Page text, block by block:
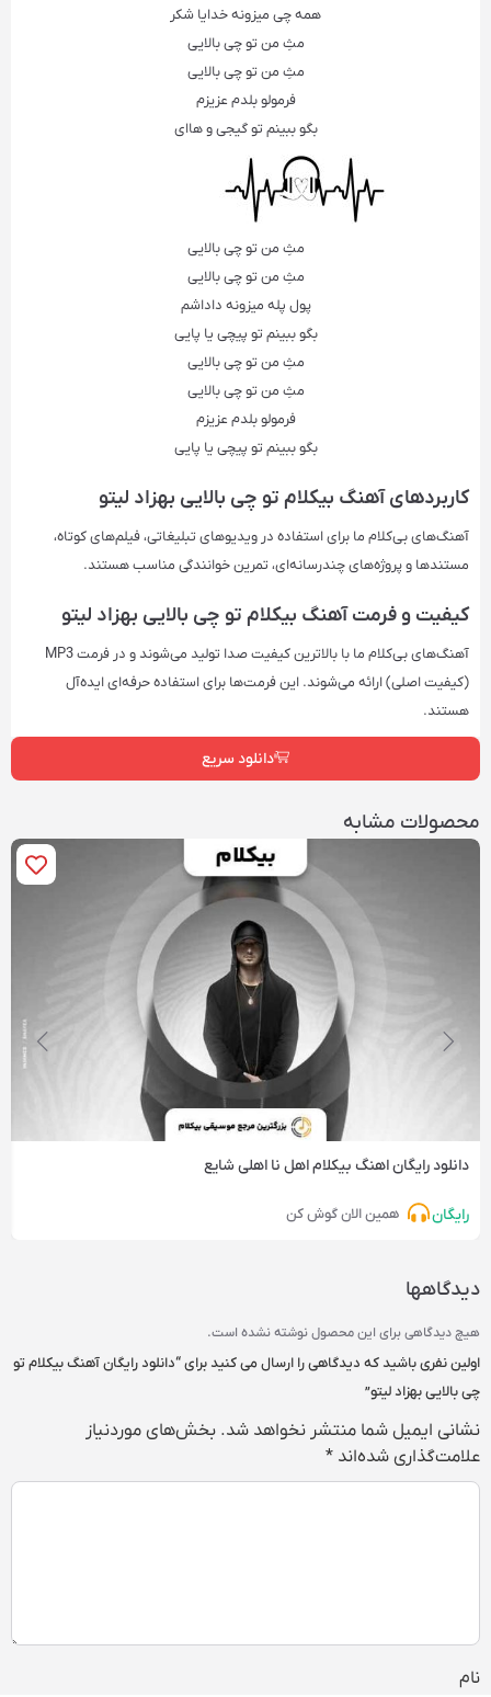
همه چی میزونه خدایا شکر
مثِ من تو چی بالایی
مثِ من تو چی بالایی
فرمولو بلدم عزیزم
بگو ببینم تو گیجی و هاای
مثِ من تو چی بالایی
مثِ من تو چی بالایی
پول پله میزونه داداشم
بگو ببینم تو پیچی یا پایی
مثِ من تو چی بالایی
مثِ من تو چی بالایی
فرمولو بلدم عزیزم
بگو ببینم تو پیچی یا پایی
کاربردهای آهنگ‌ بیکلام تو چی بالایی بهزاد لیتو
آهنگ‌های بی‌کلام ما برای استفاده در ویدیوهای تبلیغاتی، فیلم‌های کوتاه،
مستندها و پروژه‌های چندرسانه‌ای، تمرین خوانندگی مناسب هستند.
کیفیت و فرمت آهنگ‌ بیکلام تو چی بالایی بهزاد لیتو
آهنگ‌های بی‌کلام ما با بالاترین کیفیت صدا تولید می‌شوند و در فرمت‌ MP3
(کیفیت اصلی) ارائه می‌شوند. این فرمت‌ها برای استفاده حرفه‌ای ایده‌آل
هستند.
دانلود سریع
محصولات مشابه
دانلود رایگان اهنگ بیکلام اهل نا اهلی شایع
رایگان همین الان گوش کن
دیدگاهها
هیچ دیدگاهی برای این محصول نوشته نشده است.
اولین نفری باشید که دیدگاهی را ارسال می کنید برای “دانلود رایگان آهنگ‌ بیکلام تو
چی بالایی بهزاد لیتو”
نشانی ایمیل شما منتشر نخواهد شد. بخش‌های موردنیاز
علامت‌گذاری شده‌اند *
نام